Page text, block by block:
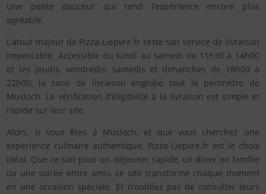
Une petite douceur qui rend l’expérience encore plus
agréable.
L’atout majeur de Pizza-Liepvre.fr reste son service de livraison
impeccable. Accessible du lundi au samedi de 11h30 à 14h00
et les jeudis, vendredis, samedis et dimanches de 18h00 à
22h00, la zone de livraison englobe tout le périmètre de
Musloch. La vérification d’éligibilité à la livraison est simple et
rapide sur leur site.
Alors, si vous êtes à Musloch, et que vous cherchez une
expérience culinaire authentique, Pizza-Liepvre.fr est le choix
idéal. Que ce soit pour un déjeuner rapide, un dîner en famille
ou une soirée entre amis, ce site transforme chaque moment
en une occasion spéciale. Et n’oubliez pas de consulter leurs